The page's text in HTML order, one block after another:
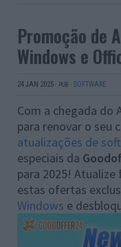
Promoção de
Windows e
24 JAN 2025 · PUB · SOFTWARE
Com a chegada do
para renovar o seu
atualizações de
especiais da
para 2025!
estas ofertas
Windows e